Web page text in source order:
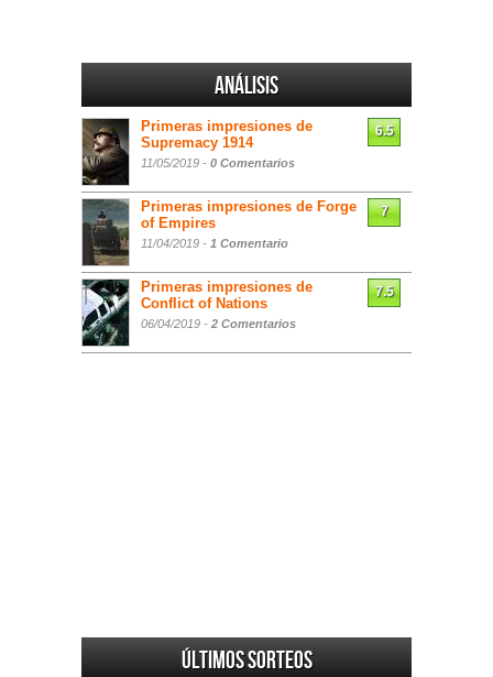
Análisis
Primeras impresiones de
Supremacy 1914
11/05/2019 - 0 Comentarios
6.5
Primeras impresiones de Forge
of Empires
11/04/2019 - 1 Comentario
7
Primeras impresiones de
Conflict of Nations
06/04/2019 - 2 Comentarios
7.5
Últimos sorteos